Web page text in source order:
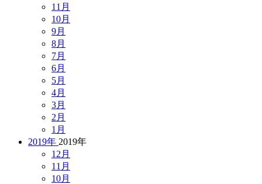
11月
10月
9月
8月
7月
6月
5月
4月
3月
2月
1月
2019年 2019年
12月
11月
10月